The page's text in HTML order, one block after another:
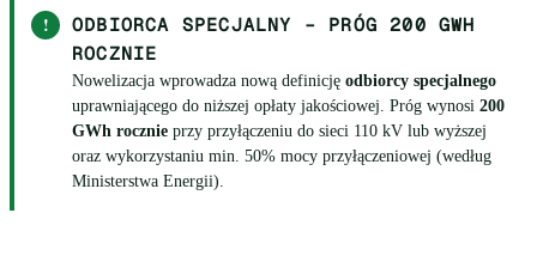
!
ODBIORCA SPECJALNY – PRÓG 200 GWH
ROCZNIE
Nowelizacja wprowadza nową definicję odbiorcy specjalnego
uprawniającego do niższej opłaty jakościowej. Próg wynosi 200
GWh rocznie przy przyłączeniu do sieci 110 kV lub wyższej
oraz wykorzystaniu min. 50% mocy przyłączeniowej (według
Ministerstwa Energii).